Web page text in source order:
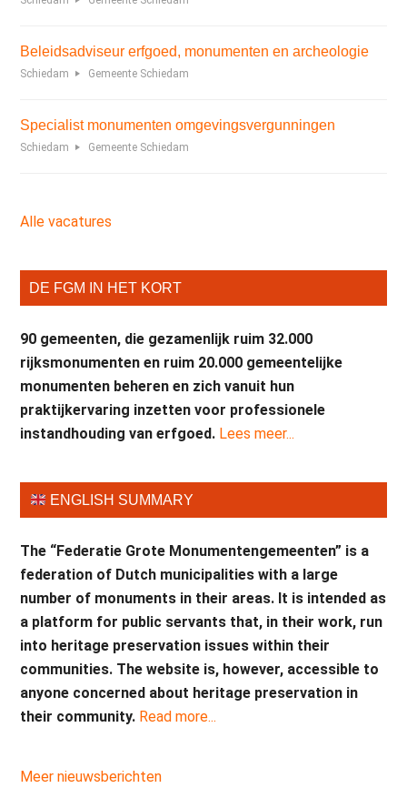
Beleidsadviseur erfgoed, monumenten en archeologie
Schiedam Gemeente Schiedam
Specialist monumenten omgevingsvergunningen
Schiedam Gemeente Schiedam
Alle vacatures
DE FGM IN HET KORT
90 gemeenten, die gezamenlijk ruim 32.000
rijksmonumenten en ruim 20.000 gemeentelijke
monumenten beheren en zich vanuit hun
praktijkervaring inzetten voor professionele
instandhouding van erfgoed. Lees meer...
ENGLISH SUMMARY
The “Federatie Grote Monumentengemeenten” is a
federation of Dutch municipalities with a large
number of monuments in their areas. It is intended as
a platform for public servants that, in their work, run
into heritage preservation issues within their
communities. The website is, however, accessible to
anyone concerned about heritage preservation in
their community. Read more...
Meer nieuwsberichten